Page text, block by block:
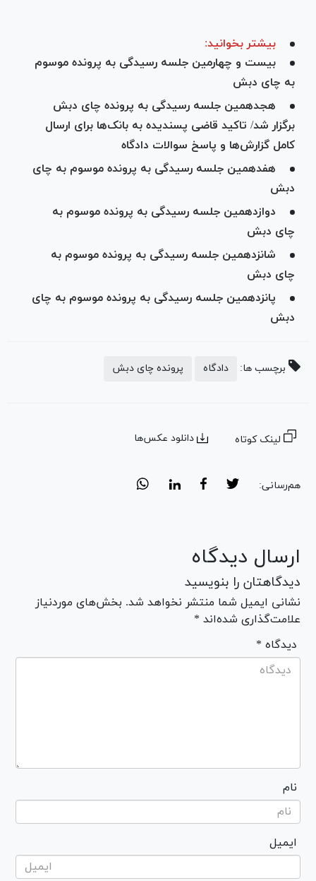
بیشتر بخوانید:
بیست و چهارمین جلسه رسیدگی به پرونده موسوم
به چای دبش
هجدهمین جلسه رسیدگی به پرونده چای دبش
برگزار شد/ تاکید قاضی پسندیده به بانک‌ها برای ارسال
کامل گزارش‌ها و پاسخ سوالات دادگاه
هفدهمین جلسه رسیدگی به پرونده موسوم به چای
دبش
دوازدهمین جلسه رسیدگی به پرونده موسوم به
چای دبش
شانزدهمین جلسه رسیدگی به پرونده موسوم به
چای دبش
پانزدهمین جلسه رسیدگی به پرونده موسوم به چای
دبش
برچسب ها: دادگاه پرونده چای دبش
لینک کوتاه دانلود عکس‌ها
هم‌رسانی:
ارسال دیدگاه
دیدگاهتان را بنویسید
نشانی ایمیل شما منتشر نخواهد شد. بخش‌های موردنیاز
علامت‌گذاری شده‌اند *
* دیدگاه
نام
ایمیل